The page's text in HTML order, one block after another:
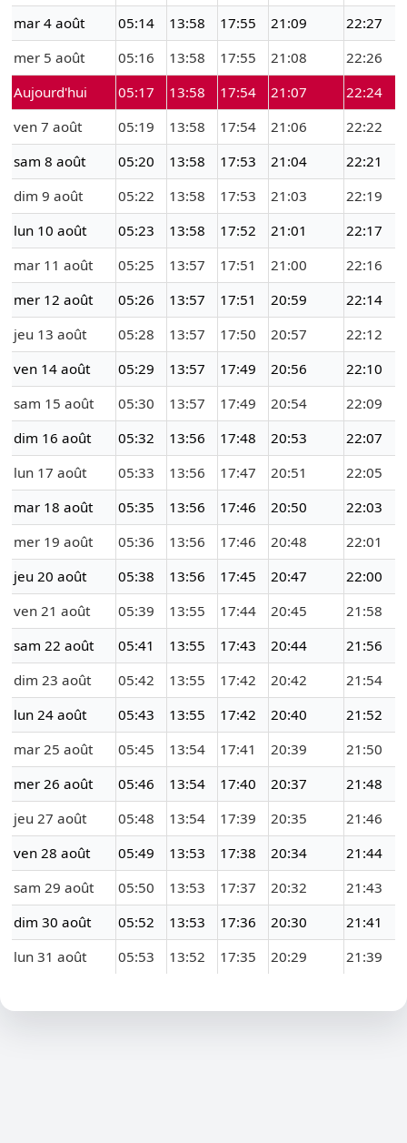
mar 4 août 05:14 13:58 17:55 21:09
22:27
mer 5 août
05:16 13:58 17:55 21:08
22:26
Aujourd'hui
05:17 13:58 17:54 21:07
22:24
ven 7 août
05:19 13:58 17:54 21:06
22:22
sam 8 août
05:20 13:58 17:53 21:04
22:21
dim 9 août
05:22 13:58 17:53 21:03
22:19
lun 10 août
05:23 13:58 17:52 21:01
22:17
mar 11 août
05:25 13:57 17:51 21:00
22:16
mer 12 août
05:26 13:57 17:51 20:59
22:14
jeu 13 août
05:28 13:57 17:50 20:57
22:12
ven 14 août
05:29 13:57 17:49 20:56
22:10
sam 15 août
05:30 13:57 17:49 20:54
22:09
dim 16 août
05:32 13:56 17:48 20:53
22:07
lun 17 août
05:33 13:56 17:47 20:51
22:05
mar 18 août
05:35 13:56 17:46 20:50
22:03
mer 19 août
05:36 13:56 17:46 20:48
22:01
jeu 20 août
05:38 13:56 17:45 20:47
22:00
ven 21 août
05:39 13:55 17:44 20:45
21:58
sam 22 août
05:41 13:55 17:43 20:44
21:56
dim 23 août
05:42 13:55 17:42 20:42
21:54
lun 24 août
05:43 13:55 17:42 20:40
21:52
mar 25 août
05:45 13:54 17:41 20:39
21:50
mer 26 août
05:46 13:54 17:40 20:37
21:48
jeu 27 août
05:48 13:54 17:39 20:35
21:46
ven 28 août
05:49 13:53 17:38 20:34
21:44
sam 29 août
05:50 13:53 17:37 20:32
21:43
dim 30 août
05:52 13:53 17:36 20:30
21:41
lun 31 août
05:53 13:52 17:35 20:29 21:39